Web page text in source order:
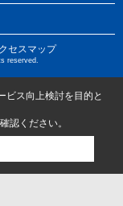
セスマップ
reserved.
ビス向上検討を目的と
認ください。